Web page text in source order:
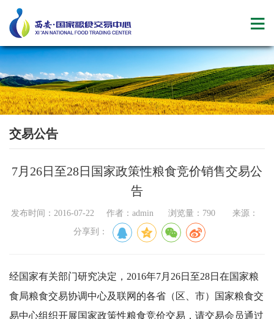
交易公告
7月26日至28日国家政策性粮食竞价销售交易公
告
发布时间：2016-07-22 作者：admin 浏览量：790 来源：
分享到：
经国家有关部门研究决定，2016年7月26日至28日在国家粮
食局粮食交易协调中心及联网的各省（区、市）国家粮食交
易中心组织开展国家政策性粮食竞价交易，请交易会员通过